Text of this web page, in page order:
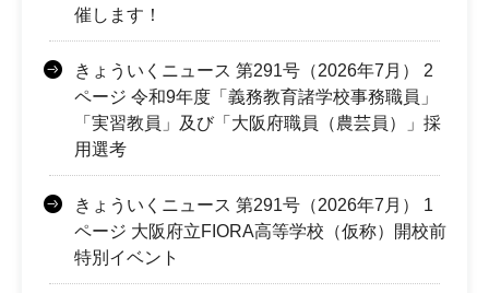
催します！
きょういくニュース 第291号（2026年7月） 2
ページ 令和9年度「義務教育諸学校事務職員」
「実習教員」及び「大阪府職員（農芸員）」採
用選考
きょういくニュース 第291号（2026年7月） 1
ページ 大阪府立FIORA高等学校（仮称）開校前
特別イベント